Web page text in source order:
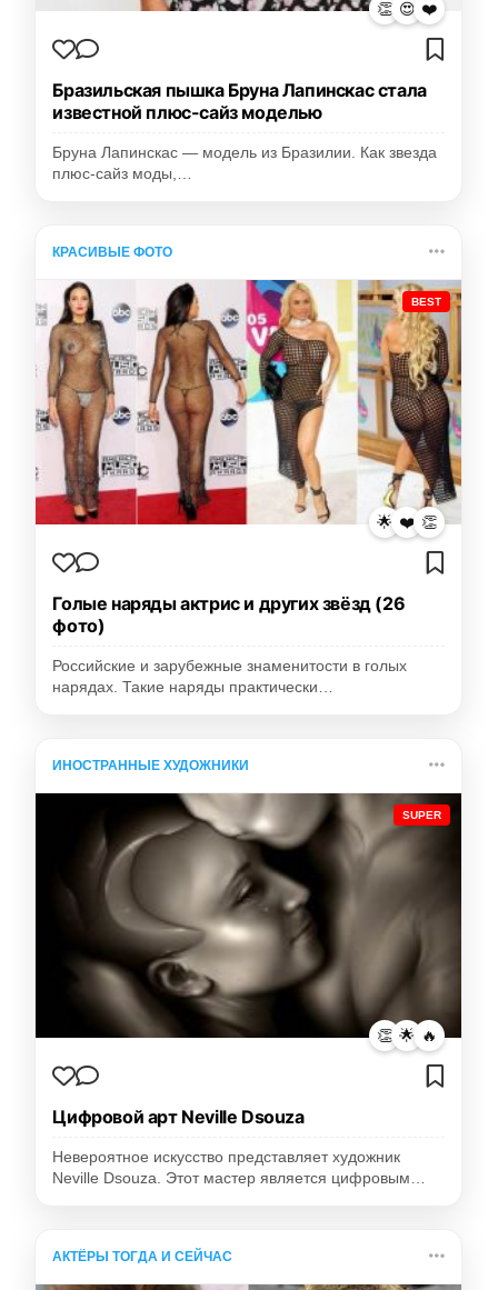
👏 😍 ❤️
Бразильская пышка Бруна Лапинскас стала
известной плюс-сайз моделью
Бруна Лапинскас — модель из Бразилии. Как звезда
плюс-сайз моды,…
КРАСИВЫЕ ФОТО
BEST
🌟 ❤️ 👏
Голые наряды актрис и других звёзд (26
фото)
Российские и зарубежные знаменитости в голых
нарядах. Такие наряды практически…
ИНОСТРАННЫЕ ХУДОЖНИКИ
SUPER
👏 🌟 🔥
Цифровой арт Neville Dsouza
Невероятное искусство представляет художник
Neville Dsouza. Этот мастер является цифровым…
АКТЁРЫ ТОГДА И СЕЙЧАС